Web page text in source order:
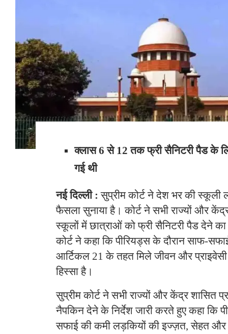
क्लास 6 से 12 तक फ्री सैनिटरी पैड के
गई थी
नई दिल्ली : सुप्रीम कोर्ट ने देश भर की
फैसला सुनाया है। कोर्ट ने सभी राज्यों और
स्कूलों में छात्राओं को फ्री सैनिटरी पैड देने का
कोर्ट ने कहा कि पीरियड्स के दौरान साफ-
आर्टिकल 21 के तहत मिले जीवन और
हिस्सा है।
सुप्रीम कोर्ट ने सभी राज्यों और केंद्र शासित
नैपकिन देने के निर्देश जारी करते हुए कहा कि
सफाई की कमी लड़कियों की इज्ज़त, सेहत और